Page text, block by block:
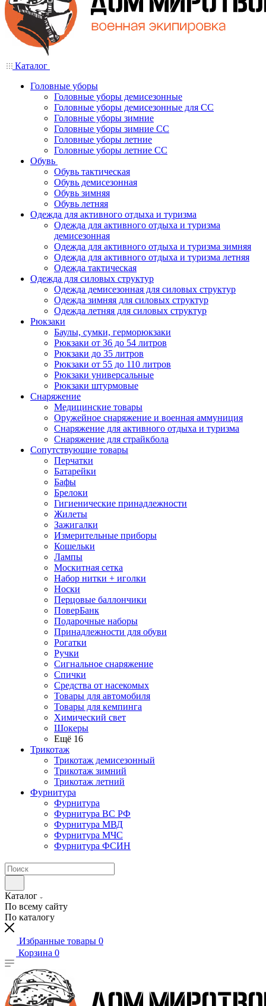
Каталог
Головные уборы
Головные уборы демисезонные
Головные уборы демисезонные для СС
Головные уборы зимние
Головные уборы зимние СС
Головные уборы летние
Головные уборы летние СС
Обувь
Обувь тактическая
Обувь демисезонная
Обувь зимняя
Обувь летняя
Одежда для активного отдыха и туризма
Одежда для активного отдыха и туризма
демисезонная
Одежда для активного отдыха и туризма зимняя
Одежда для активного отдыха и туризма летняя
Одежда тактическая
Одежда для силовых структур
Одежда демисезонная для силовых структур
Одежда зимняя для силовых структур
Одежда летняя для силовых структур
Рюкзаки
Баулы, сумки, герморюкзаки
Рюкзаки от 36 до 54 литров
Рюкзаки до 35 литров
Рюкзаки от 55 до 110 литров
Рюкзаки универсальные
Рюкзаки штурмовые
Снаряжение
Медицинские товары
Оружейное снаряжение и военная аммуниция
Снаряжение для активного отдыха и туризма
Снаряжение для страйкбола
Сопутствующие товары
Перчатки
Батарейки
Бафы
Брелоки
Гигиенические принадлежности
Жилеты
Зажигалки
Измерительные приборы
Кошельки
Лампы
Москитная сетка
Набор нитки + иголки
Носки
Перцовые баллончики
ПоверБанк
Подарочные наборы
Принадлежности для обуви
Рогатки
Ручки
Сигнальное снаряжение
Спички
Средства от насекомых
Товары для автомобиля
Товары для кемпинга
Химический свет
Шокеры
Ещё 16
Трикотаж
Трикотаж демисезонный
Трикотаж зимний
Трикотаж летний
Фурнитура
Фурнитура
Фурнитура ВС РФ
Фурнитура МВД
Фурнитура МЧС
Фурнитура ФСИН
Каталог
По всему сайту
По каталогу
Избранные товары 0
Корзина 0